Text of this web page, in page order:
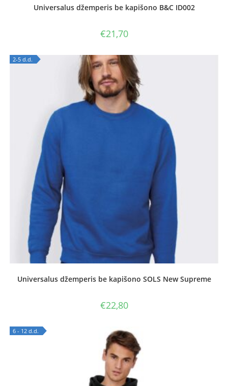
Universalus džemperis be kapišono B&C ID002
€21,70
2-5 d.d.
Universalus džemperis be kapišono SOLS New Supreme
€22,80
6 - 12 d.d.